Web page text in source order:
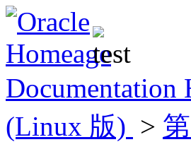
Documentation
(Linux 版) >